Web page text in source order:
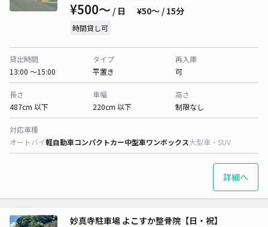
¥500〜 / 日 ¥50〜 / 15分
時間貸し可
貸出時間
13:00 〜15:00
タイプ
平置き
再入庫
可
長さ
487cm 以下
車幅
220cm 以下
高さ
制限なし
対応車種
オートバイ軽自動車コンパクトカー中型車ワンボックス大型車・SUV
詳細へ
妙真寺駐車場 よこすか整骨院【日・祝】